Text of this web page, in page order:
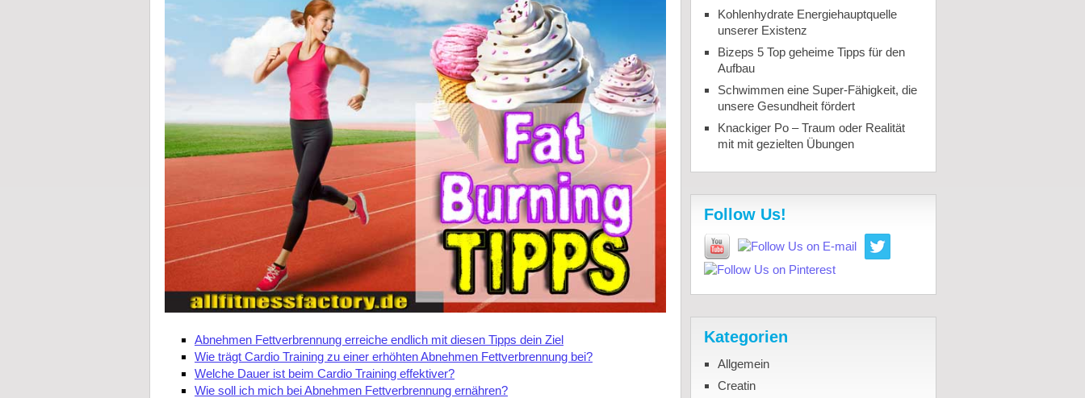
Abnehmen Fettverbrennung erreiche endlich mit diesen Tipps dein Ziel
Wie trägt Cardio Training zu einer erhöhten Abnehmen Fettverbrennung bei?
Welche Dauer ist beim Cardio Training effektiver?
Wie soll ich mich bei Abnehmen Fettverbrennung ernähren?
Kohlenhydrate Energiehauptquelle
unserer Existenz
Bizeps 5 Top geheime Tipps für den
Aufbau
Schwimmen eine Super-Fähigkeit, die
unsere Gesundheit fördert
Knackiger Po – Traum oder Realität
mit mit gezielten Übungen
Follow Us!
Kategorien
Allgemein
Creatin